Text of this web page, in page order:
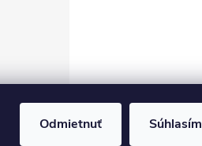
Odmietnuť Súhlasím